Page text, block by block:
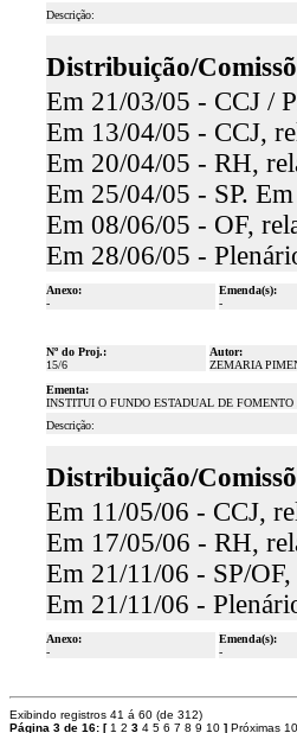
Descrição:
Distribuição/
Em 21/03/05 - CCJ /
Em 13/04/05 - CCJ,
Em 20/04/05 - RH,
Em 25/04/05 - SP.
Em 08/06/05 - OF,
Em 28/06/05 -
Anexo:
-
Emenda(s):
-
Nº do Proj.:
15/6
Autor:
ZEMARIA
Ementa:
INSTITUI O FUNDO ESTADUAL DE
Descrição:
Distribuição/
Em 11/05/06 - CCJ,
Em 17/05/06 - RH,
Em 21/11/06 - SP/
Em 21/11/06 -
Anexo:
-
Emenda(s):
-
Exibindo registros 41 á 60 (de 312)
Página 3 de 16: [ 1 2 3 4 5 6 7 8 9 10 ] Próximas